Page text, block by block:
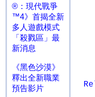
®：現代戰爭
™4》首揭全新
多人遊戲模式
「殺戮區」最
新消息
《黑色沙漠》
釋出全新職業
預告影片